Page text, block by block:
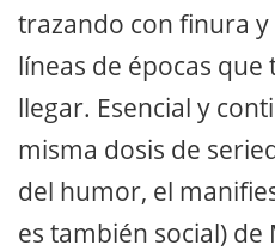
trazando con finura
líneas de épocas
llegar. Esencial y
misma dosis de
del humor, el
es también social)